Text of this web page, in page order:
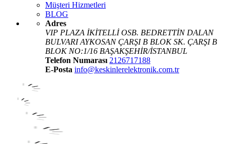
Müşteri Hizmetleri
BLOG
Adres
VIP PLAZA İKİTELLİ OSB. BEDRETTİN DALAN
BULVARI AYKOSAN ÇARŞI B BLOK SK. ÇARŞI B
BLOK NO:1/16 BAŞAKŞEHİR/İSTANBUL
Telefon Numarası 2126717188
E-Posta info@keskinlerelektronik.com.tr